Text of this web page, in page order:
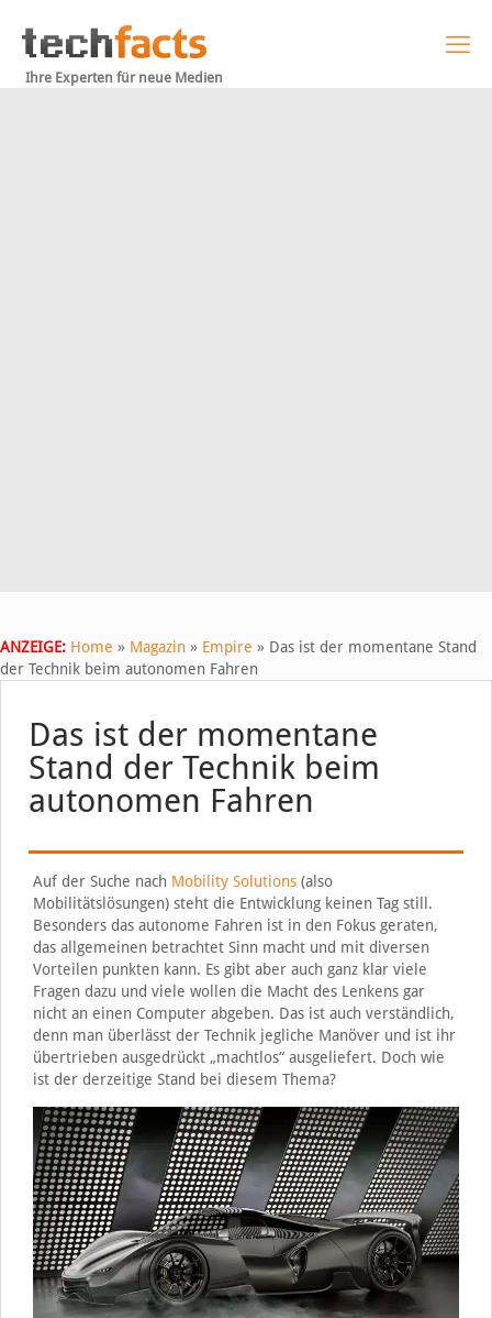
Ihre Experten für neue Medien
ANZEIGE: Home » Magazin » Empire » Das ist der momentane Stand
der Technik beim autonomen Fahren
Das ist der momentane
Stand der Technik beim
autonomen Fahren
Auf der Suche nach Mobility Solutions(also
Mobilitätslösungen) steht die Entwicklung keinen Tag still.
Besonders das autonome Fahren ist in den Fokus geraten,
das allgemeinen betrachtet Sinn macht und mit diversen
Vorteilen punkten kann. Es gibt aber auch ganz klar viele
Fragen dazu und viele wollen die Macht des Lenkens gar
nicht an einen Computer abgeben. Das ist auch verständlich,
denn man überlässt der Technik jegliche Manöver und ist ihr
übertrieben ausgedrückt „machtlos“ ausgeliefert. Doch wie
ist der derzeitige Stand bei diesem Thema?